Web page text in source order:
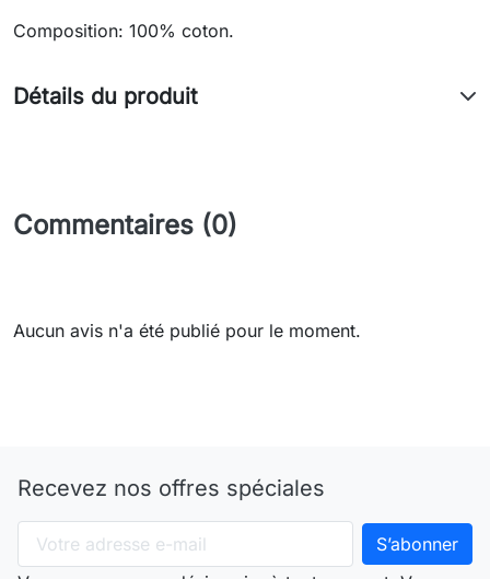
Composition: 100% coton.
Détails du produit
Commentaires (0)
Aucun avis n'a été publié pour le moment.
Recevez nos offres spéciales